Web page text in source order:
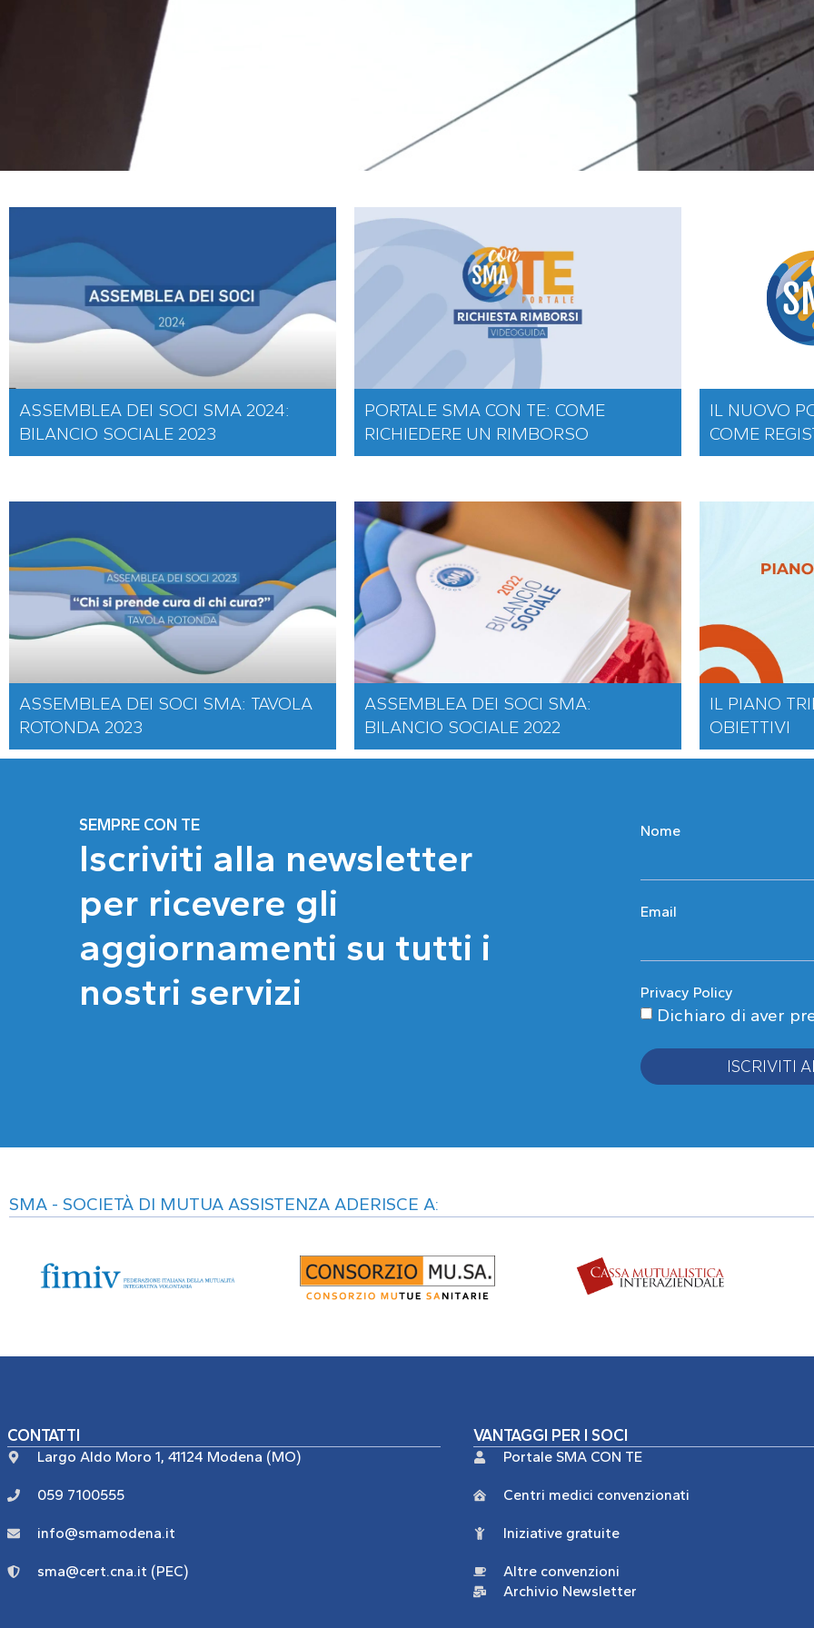
ASSEMBLEA DEI SOCI SMA 2024:
BILANCIO SOCIALE 2023
PORTALE SMA CON TE: COME
RICHIEDERE UN RIMBORSO
IL NUOVO
COME
ASSEMBLEA DEI SOCI SMA: TAVOLA
ROTONDA 2023
ASSEMBLEA DEI SOCI SMA:
BILANCIO SOCIALE 2022
IL PIANO
OBIETTIVI
SEMPRE CON TE
Iscriviti alla newsletter
per ricevere gli
aggiornamenti su tutti i
nostri servizi
Nome
Email
Privacy Policy
Dichiaro di aver
ISCRIVITI
SMA - SOCIETÀ DI MUTUA ASSISTENZA ADERISCE A:
CONTATTI
Largo Aldo Moro 1, 41124 Modena (MO)
059 7100555
info@smamodena.it
sma@cert.cna.it (PEC)
VANTAGGI PER I SOCI
Portale SMA CON TE
Centri medici convenzionati
Iniziative gratuite
Altre convenzioni
Archivio Newsletter